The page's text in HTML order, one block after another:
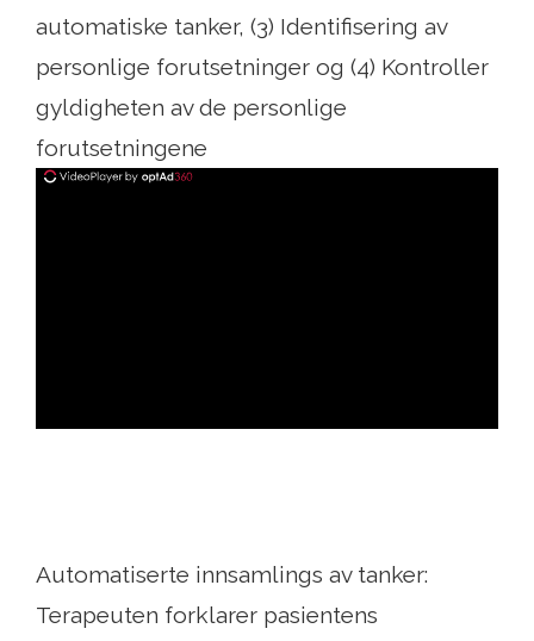
automatiske tanker, (3) Identifisering av
personlige forutsetninger og (4) Kontroller
gyldigheten av de personlige
forutsetningene
Automatiserte innsamlings av tanker:
Terapeuten forklarer pasientens